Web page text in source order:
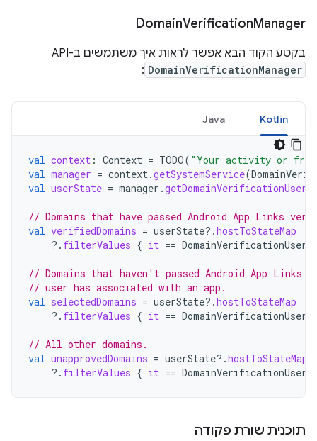
DomainVerificationManager
בקטע הקוד הבא אפשר לראות איך משתמשים ב-API‏
DomainVerificationManager
:
Kotlin
Java
val context : Context = TODO( "Your activity or
val manager = context.getSystemService(
val userState = manager .
// Domains that have passed Android App Links
val verifiedDomains = userState?.hostToStateMap
?. filterValues { it ==
// Domains that haven't passed Android App
// user has associated with an app.
val selectedDomains = userState?.hostToStateMap
?. filterValues { it ==
// All other domains.
val unapprovedDomains = userState?.hostToStateMap
?. filterValues { it ==
תוכנית שורת פקודה